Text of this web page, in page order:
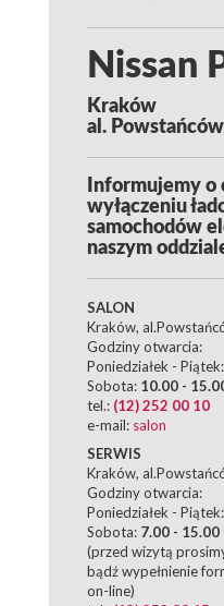
Nissan
Kraków
al.
Informujemy o
wyłączeniu
samochodów
naszym
SALON
Kraków,
Godziny otwarcia:
Poniedziałek - Piątek:
Sobota: 10.00 -
tel.: (12) 252 00 10
e-mail: salon
SERWIS
Kraków,
Godziny otwarcia:
Poniedziałek - Piątek:
Sobota: 7.00 - 15.00
(przed wizytą
bądź wypełnienie
on-line)